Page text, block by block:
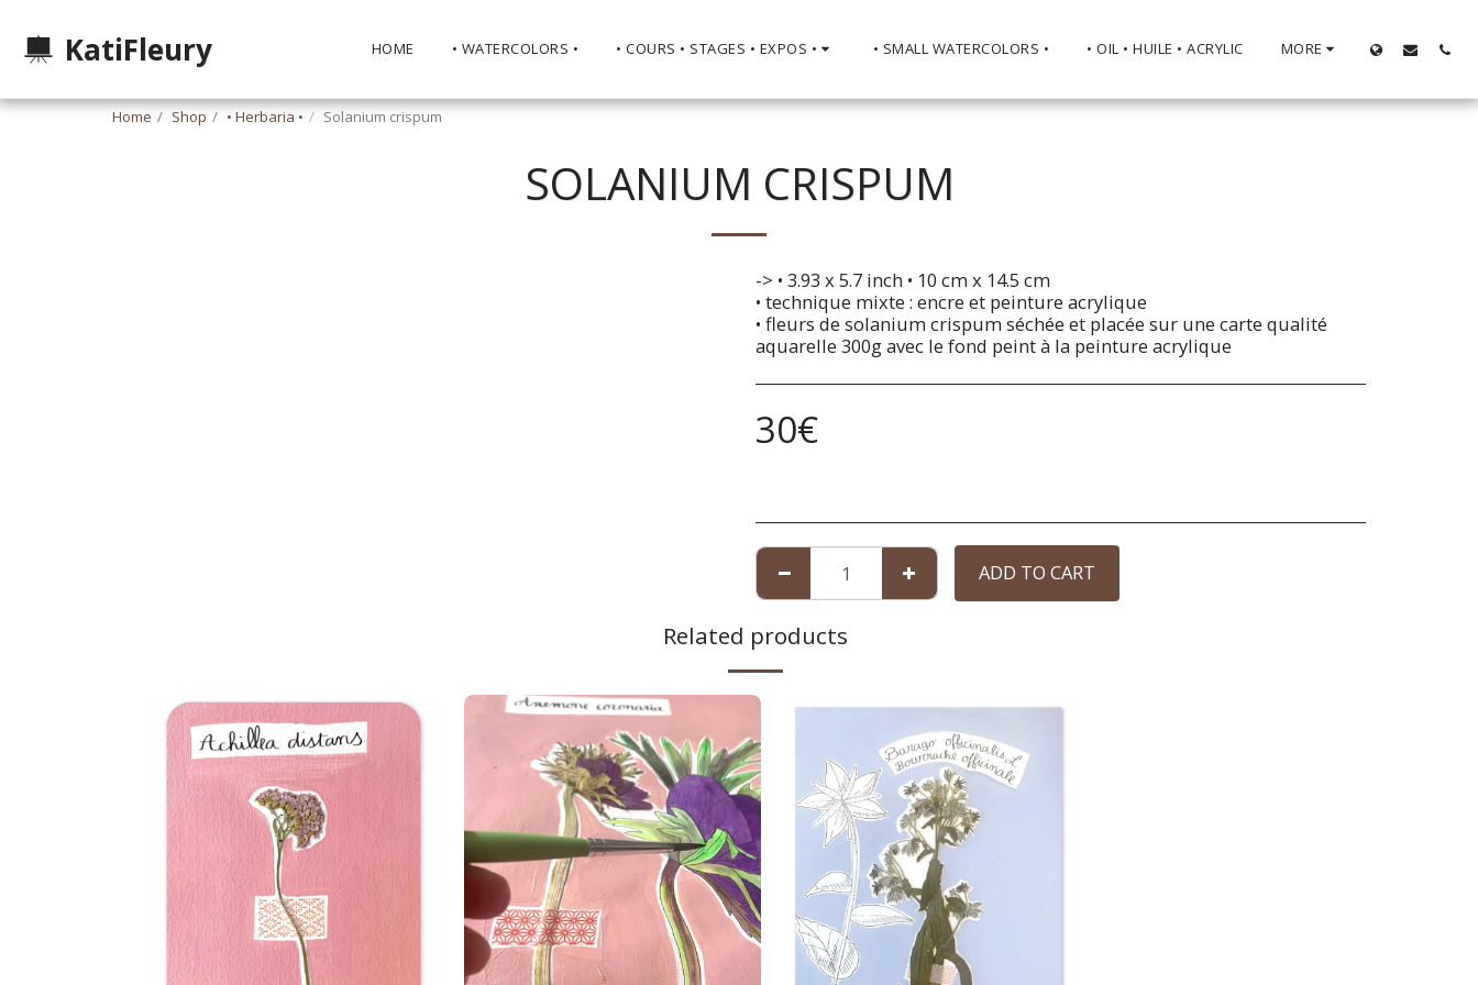
KatiFleury HOME • WATERCOLORS • • COURS • STAGES • EXPOS • • SMALL WATERCOLORS • • OIL • HUILE • ACRYLIC MORE
Home Shop • Herbaria • Solanium crispum
SOLANIUM CRISPUM
-> • 3.93 x 5.7 inch • 10 cm x 14.5 cm
• technique mixte : encre et peinture acrylique
• fleurs de solanium crispum séchée et placée sur une carte qualité
aquarelle 300g avec le fond peint à la peinture acrylique
30€
ADD TO CART
Related products